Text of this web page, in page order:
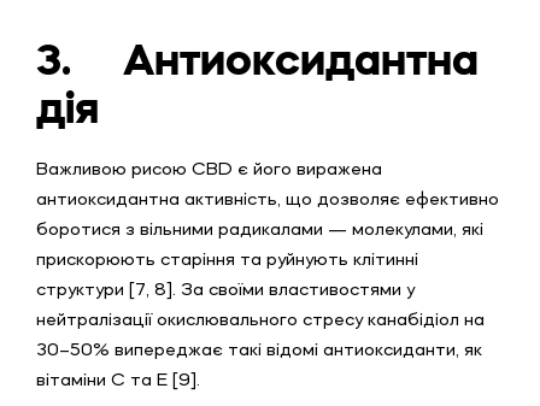
3.
Антиоксидантна
дія
Важливою рисою CBD є його виражена
антиоксидантна активність, що дозволяє ефективно
боротися з вільними радикалами — молекулами, які
прискорюють старіння та руйнують клітинні
структури [7, 8]. За своїми властивостями у
нейтралізації окислювального стресу канабідіол на
30–50% випереджає такі відомі антиоксиданти, як
вітаміни С та Е [9].